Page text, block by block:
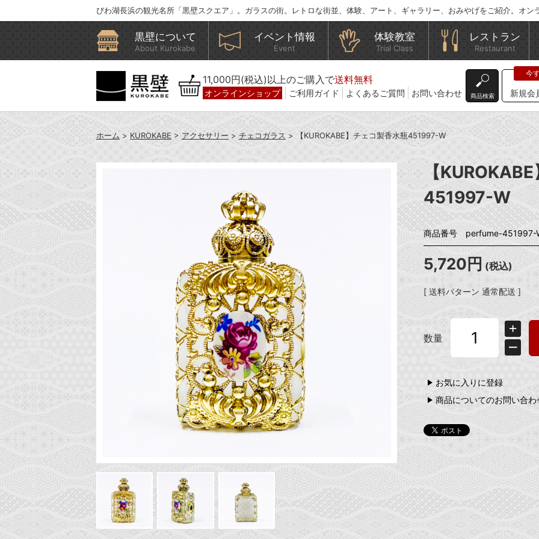
びわ湖長浜の観光名所「黒壁スクエア」。ガラスの街。レトロな街並、体験、アート、ギャラリー、おみやげをご紹介。オン
黒壁について
About Kurokabe
イベント情報
Event
体験教室
Trial Class
レストラン
Restaurant
11,000円(税込)以上のご購入で送料無料
オンラインショップ ご利用ガイド よくあるご質問 お問い合わせ 商品検索 新規会
ホーム > KUROKABE > アクセサリー > チェコガラス > 【KUROKABE】チェコ製香水瓶451997-W
【
451997-W
商品番号 perfume-451997-
5,720円 (税込)
[ 送料パターン 通常配送 ]
数量
お気に入りに登録
商品についてのお問い合わ